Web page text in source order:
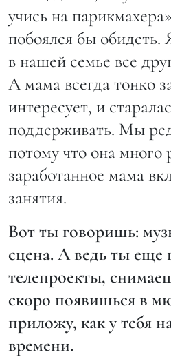
учись на
побоялся бы обидеть.
в нашей семье все
А мама всегда тонко
интересует, и
поддерживать. Мы
потому что она много
заработанное мама
занятия.
Вот ты говоришь:
сцена. А ведь ты еще
телепроекты,
скоро появишься в
приложу, как у тебя
времени.